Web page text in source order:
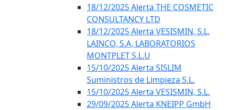
18/12/2025 Alerta THE COSMETIC
CONSULTANCY LTD
18/12/2025 Alerta VESISMIN, S.L,
LAINCO, S.A, LABORATORIOS
MONTPLET S.L.U
15/10/2025 Alerta SISLIM
Suministros de Limpieza S.L.
15/10/2025 Alerta VESISMIN, S.L.
29/09/2025 Alerta KNEIPP GmbH